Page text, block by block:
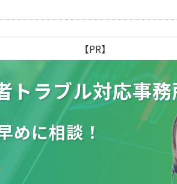
【PR】
トラブル対応事
めに相談！